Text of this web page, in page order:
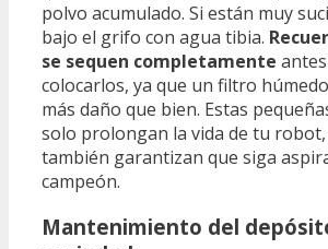
polvo acumulado. Si están muy
bajo el grifo con agua tibia.
se sequen completamente
colocarlos, ya que un filtro
más daño que bien. Estas
solo prolongan la vida de tu
también garantizan que siga
campeón.
Mantenimiento del